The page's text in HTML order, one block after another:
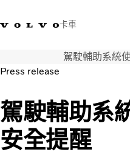
卡車
Volvo Trucks商店登入查
運輸解決方案
卡車
運輸需求
服務
駕駛輔助系統
Press release
駕駛輔助系
安全提醒